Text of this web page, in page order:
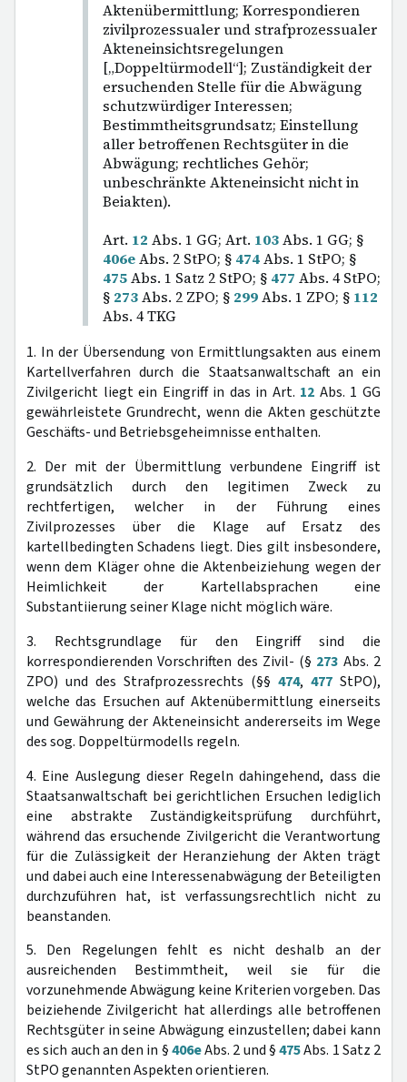
Aktenübermittlung; Korrespondieren
zivilprozessualer und strafprozessualer
Akteneinsichtsregelungen
[„Doppeltürmodell“]; Zuständigkeit der
ersuchenden Stelle für die Abwägung
schutzwürdiger Interessen;
Bestimmtheitsgrundsatz; Einstellung
aller betroffenen Rechtsgüter in die
Abwägung; rechtliches Gehör;
unbeschränkte Akteneinsicht nicht in
Beiakten).
Art. 12 Abs. 1 GG; Art. 103Abs. 1 GG; §
406eAbs. 2 StPO; § 474Abs. 1 StPO; §
475Abs. 1 Satz 2 StPO; § 477 Abs. 4 StPO;
§ 273Abs. 2 ZPO; § 299Abs. 1 ZPO; § 112
Abs. 4 TKG
1. In der Übersendung von Ermittlungsakten aus einem
Kartellverfahren durch die Staatsanwaltschaft an ein
Zivilgericht liegt ein Eingriff in das in Art. 12 Abs. 1 GG
gewährleistete Grundrecht, wenn die Akten geschützte
Geschäfts- und Betriebsgeheimnisse enthalten.
2. Der mit der Übermittlung verbundene Eingriff ist
grundsätzlich durch den legitimen Zweck zu
rechtfertigen, welcher in der Führung eines
Zivilprozesses über die Klage auf Ersatz des
kartellbedingten Schadens liegt. Dies gilt insbesondere,
wenn dem Kläger ohne die Aktenbeiziehung wegen der
Heimlichkeit der Kartellabsprachen eine
Substantiierung seiner Klage nicht möglich wäre.
3. Rechtsgrundlage für den Eingriff sind die
korrespondierenden Vorschriften des Zivil- (§ 273 Abs. 2
ZPO) und des Strafprozessrechts (§§ 474, 477 StPO),
welche das Ersuchen auf Aktenübermittlung einerseits
und Gewährung der Akteneinsicht andererseits im Wege
des sog. Doppeltürmodells regeln.
4. Eine Auslegung dieser Regeln dahingehend, dass die
Staatsanwaltschaft bei gerichtlichen Ersuchen lediglich
eine abstrakte Zuständigkeitsprüfung durchführt,
während das ersuchende Zivilgericht die Verantwortung
für die Zulässigkeit der Heranziehung der Akten trägt
und dabei auch eine Interessenabwägung der Beteiligten
durchzuführen hat, ist verfassungsrechtlich nicht zu
beanstanden.
5. Den Regelungen fehlt es nicht deshalb an der
ausreichenden Bestimmtheit, weil sie für die
vorzunehmende Abwägung keine Kriterien vorgeben. Das
beiziehende Zivilgericht hat allerdings alle betroffenen
Rechtsgüter in seine Abwägung einzustellen; dabei kann
es sich auch an den in §406eAbs. 2 und §475Abs. 1 Satz 2
StPO genannten Aspekten orientieren.